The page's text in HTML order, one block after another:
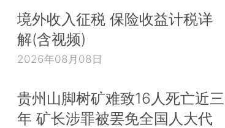
境外收入征税 保险收益计税详
解(含视频)
2026年08月08日
贵州山脚树矿难致16人死亡近三
年 矿长涉罪被罢免全国人大代